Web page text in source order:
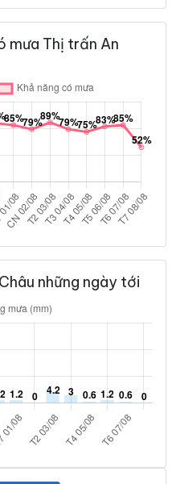
mưa Thị trấn An
những ngày tới